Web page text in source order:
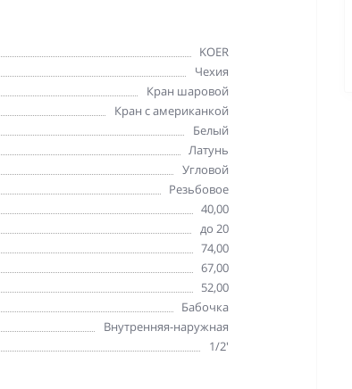
KOER
Чехия
Кран шаровой
Кран с американкой
Белый
Латунь
Угловой
Резьбовое
40,00
до 20
74,00
67,00
52,00
Бабочка
Внутренняя-наружная
1/2'